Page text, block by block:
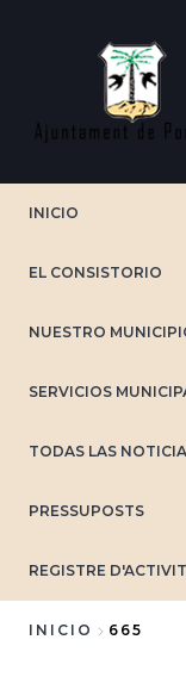
INICIO
EL CONSISTORIO
NUESTRO
SERVICIOS
TODAS LAS
PRESSUPOSTS
REGISTRE
INICIO 665